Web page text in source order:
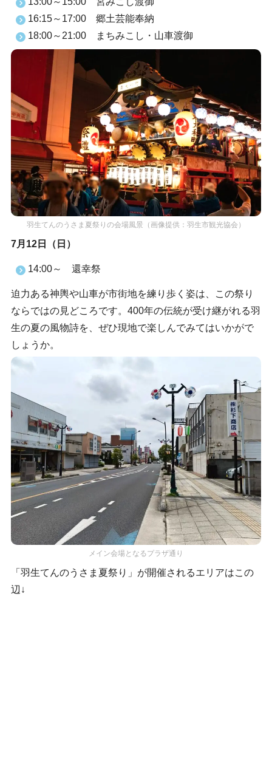
16:15～17:00 郷土芸能奉納
18:00～21:00 まちみこし・山車渡御
羽生てんのうさま夏祭りの会場風景（画像提供：羽生市観光協会）
7月12日（日）
14:00～ 還幸祭
迫力ある神輿や山車が市街地を練り歩く姿は、この祭り
ならではの見どころです。400年の伝統が受け継がれる羽
生の夏の風物詩を、ぜひ現地で楽しんでみてはいかがで
しょうか。
メイン会場となるプラザ通り
「羽生てんのうさま夏祭り」が開催されるエリアはこの
辺↓